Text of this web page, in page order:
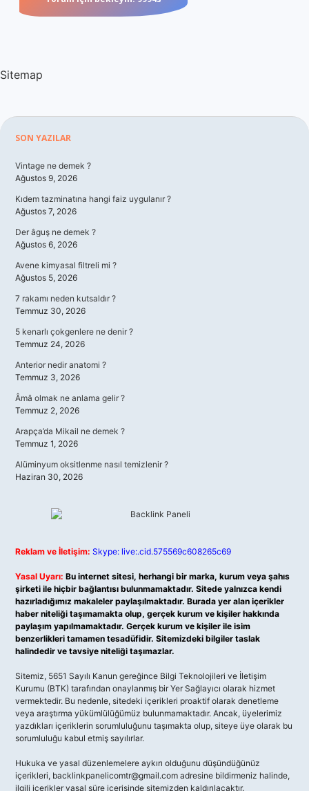
Sitemap
Sidebar
SON YAZILAR
Vintage ne demek ?
Ağustos 9, 2026
Kıdem tazminatına hangi faiz uygulanır ?
Ağustos 7, 2026
Der âguş ne demek ?
Ağustos 6, 2026
Avene kimyasal filtreli mi ?
Ağustos 5, 2026
7 rakamı neden kutsaldır ?
Temmuz 30, 2026
5 kenarlı çokgenlere ne denir ?
Temmuz 24, 2026
Anterior nedir anatomi ?
Temmuz 3, 2026
Âmâ olmak ne anlama gelir ?
Temmuz 2, 2026
Arapça’da Mikail ne demek ?
Temmuz 1, 2026
Alüminyum oksitlenme nasıl temizlenir ?
Haziran 30, 2026
Reklam ve İletişim: Skype: live:.cid.575569c608265c69
Yasal Uyarı: Bu internet sitesi, herhangi bir marka, kurum veya şahıs
şirketi ile hiçbir bağlantısı bulunmamaktadır. Sitede yalnızca kendi
hazırladığımız makaleler paylaşılmaktadır. Burada yer alan içerikler
haber niteliği taşımamakta olup, gerçek kurum ve kişiler hakkında
paylaşım yapılmamaktadır. Gerçek kurum ve kişiler ile isim
benzerlikleri tamamen tesadüfidir. Sitemizdeki bilgiler taslak
halindedir ve tavsiye niteliği taşımazlar.
Sitemiz, 5651 Sayılı Kanun gereğince Bilgi Teknolojileri ve İletişim
Kurumu (BTK) tarafından onaylanmış bir Yer Sağlayıcı olarak hizmet
vermektedir. Bu nedenle, sitedeki içerikleri proaktif olarak denetleme
veya araştırma yükümlülüğümüz bulunmamaktadır. Ancak, üyelerimiz
yazdıkları içeriklerin sorumluluğunu taşımakta olup, siteye üye olarak bu
sorumluluğu kabul etmiş sayılırlar.
Hukuka ve yasal düzenlemelere aykırı olduğunu düşündüğünüz
içerikleri, backlinkpanelicomtr@gmail.com adresine bildirmeniz halinde,
ilgili içerikler yasal süre içerisinde sitemizden kaldırılacaktır.